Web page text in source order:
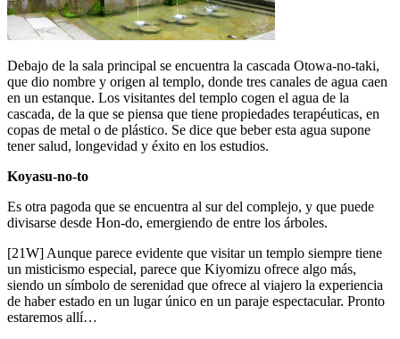
Debajo de la sala principal se encuentra la cascada Otowa-no-taki,
que dio nombre y origen al templo, donde tres canales de agua caen
en un estanque. Los visitantes del templo cogen el agua de la
cascada, de la que se piensa que tiene propiedades terapéuticas, en
copas de metal o de plástico. Se dice que beber esta agua supone
tener salud, longevidad y éxito en los estudios.
Koyasu-no-to
Es otra pagoda que se encuentra al sur del complejo, y que puede
divisarse desde Hon-do, emergiendo de entre los árboles.
[21W] Aunque parece evidente que visitar un templo siempre tiene
un misticismo especial, parece que Kiyomizu ofrece algo más,
siendo un símbolo de serenidad que ofrece al viajero la experiencia
de haber estado en un lugar único en un paraje espectacular. Pronto
estaremos allí…